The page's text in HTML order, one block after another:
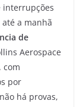
interrupções
a manhã
de
Aerospace
, com
por
há provas,